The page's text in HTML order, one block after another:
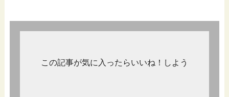
この記事が気に入ったらいいね！しよう